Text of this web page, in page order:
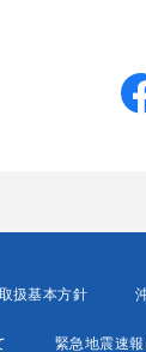
扱基本方針
緊急地震速